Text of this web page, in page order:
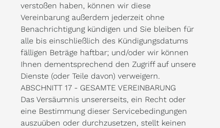
verstoßen haben, können wir diese
Vereinbarung außerdem jederzeit ohne
Benachrichtigung kündigen und Sie bleiben für
alle bis einschließlich des Kündigungsdatums
fälligen Beträge haftbar; und/oder wir können
Ihnen dementsprechend den Zugriff auf unsere
Dienste (oder Teile davon) verweigern.
ABSCHNITT 17 - GESAMTE VEREINBARUNG
Das Versäumnis unsererseits, ein Recht oder
eine Bestimmung dieser Servicebedingungen
auszuüben oder durchzusetzen, stellt keinen